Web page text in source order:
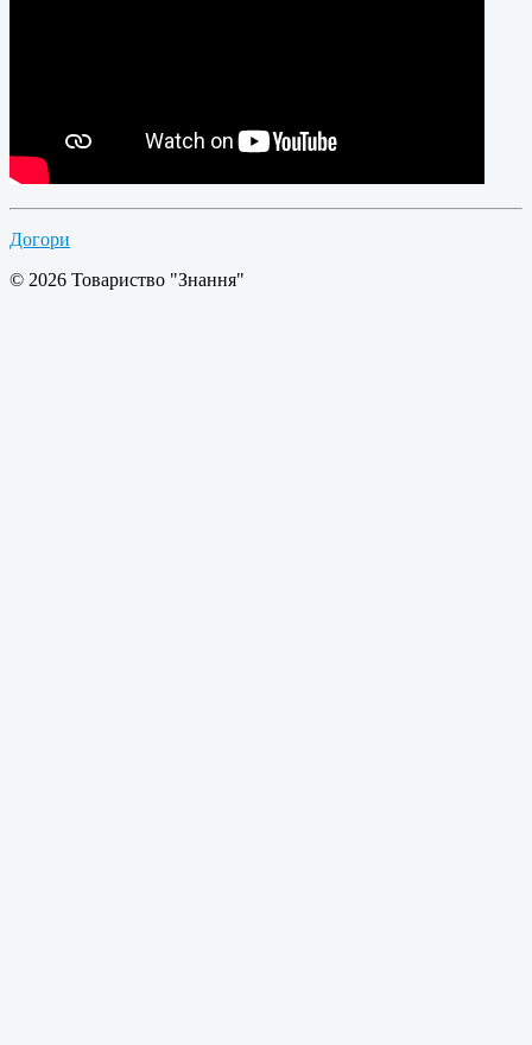
Догори
© 2026 Товариство "Знання"